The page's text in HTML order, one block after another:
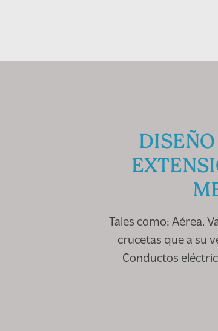
Tales como: Aérea.
crucetas que a su
Conductos